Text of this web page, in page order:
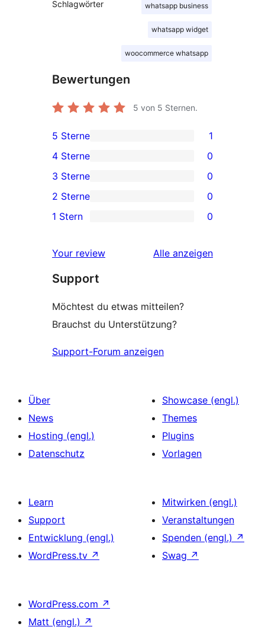
Schlagwörter whatsapp business
whatsapp widget
woocommerce whatsapp
Bewertungen
5 von 5 Sternen.
1 5-
Sterne-
Rezension
5 Sterne 1
0 4-
Sterne-
Rezensionen
4 Sterne 0
0 3-
Sterne-
Rezensionen
3 Sterne 0
0 2-
Sterne-
2 Sterne 0
0 1-
Rezensionen
1 Stern 0
Your review Alle Rezensionen
anzeigen
Support
Möchtest du etwas mitteilen?
Brauchst du Unterstützung?
Support-Forum anzeigen
Über
News
Hosting (engl.)
Datenschutz
Showcase (engl.)
Themes
Plugins
Vorlagen
Learn
Support
Entwicklung (engl.)
WordPress.tv ↗
Mitwirken (engl.)
Veranstaltungen
Spenden (engl.) ↗
Swag ↗
WordPress.com ↗
Matt (engl.) ↗